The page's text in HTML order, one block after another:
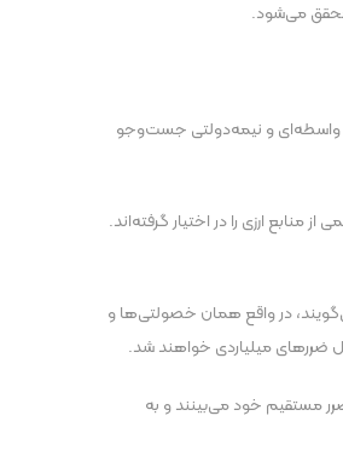
محقق می‌شود.
واسطه‌ای و نیمه‌دولتی جست‌و‌جو
ارزی را در اختیار گرفته‌اند.
در واقع همان خصولتی‌ها و
مستقیم خود می‌بینند و به